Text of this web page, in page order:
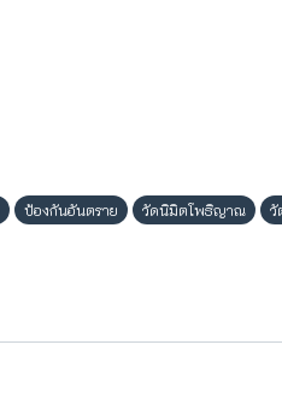
ป้องกันอันตราย วัดนิมิตโพธิญาณ วั